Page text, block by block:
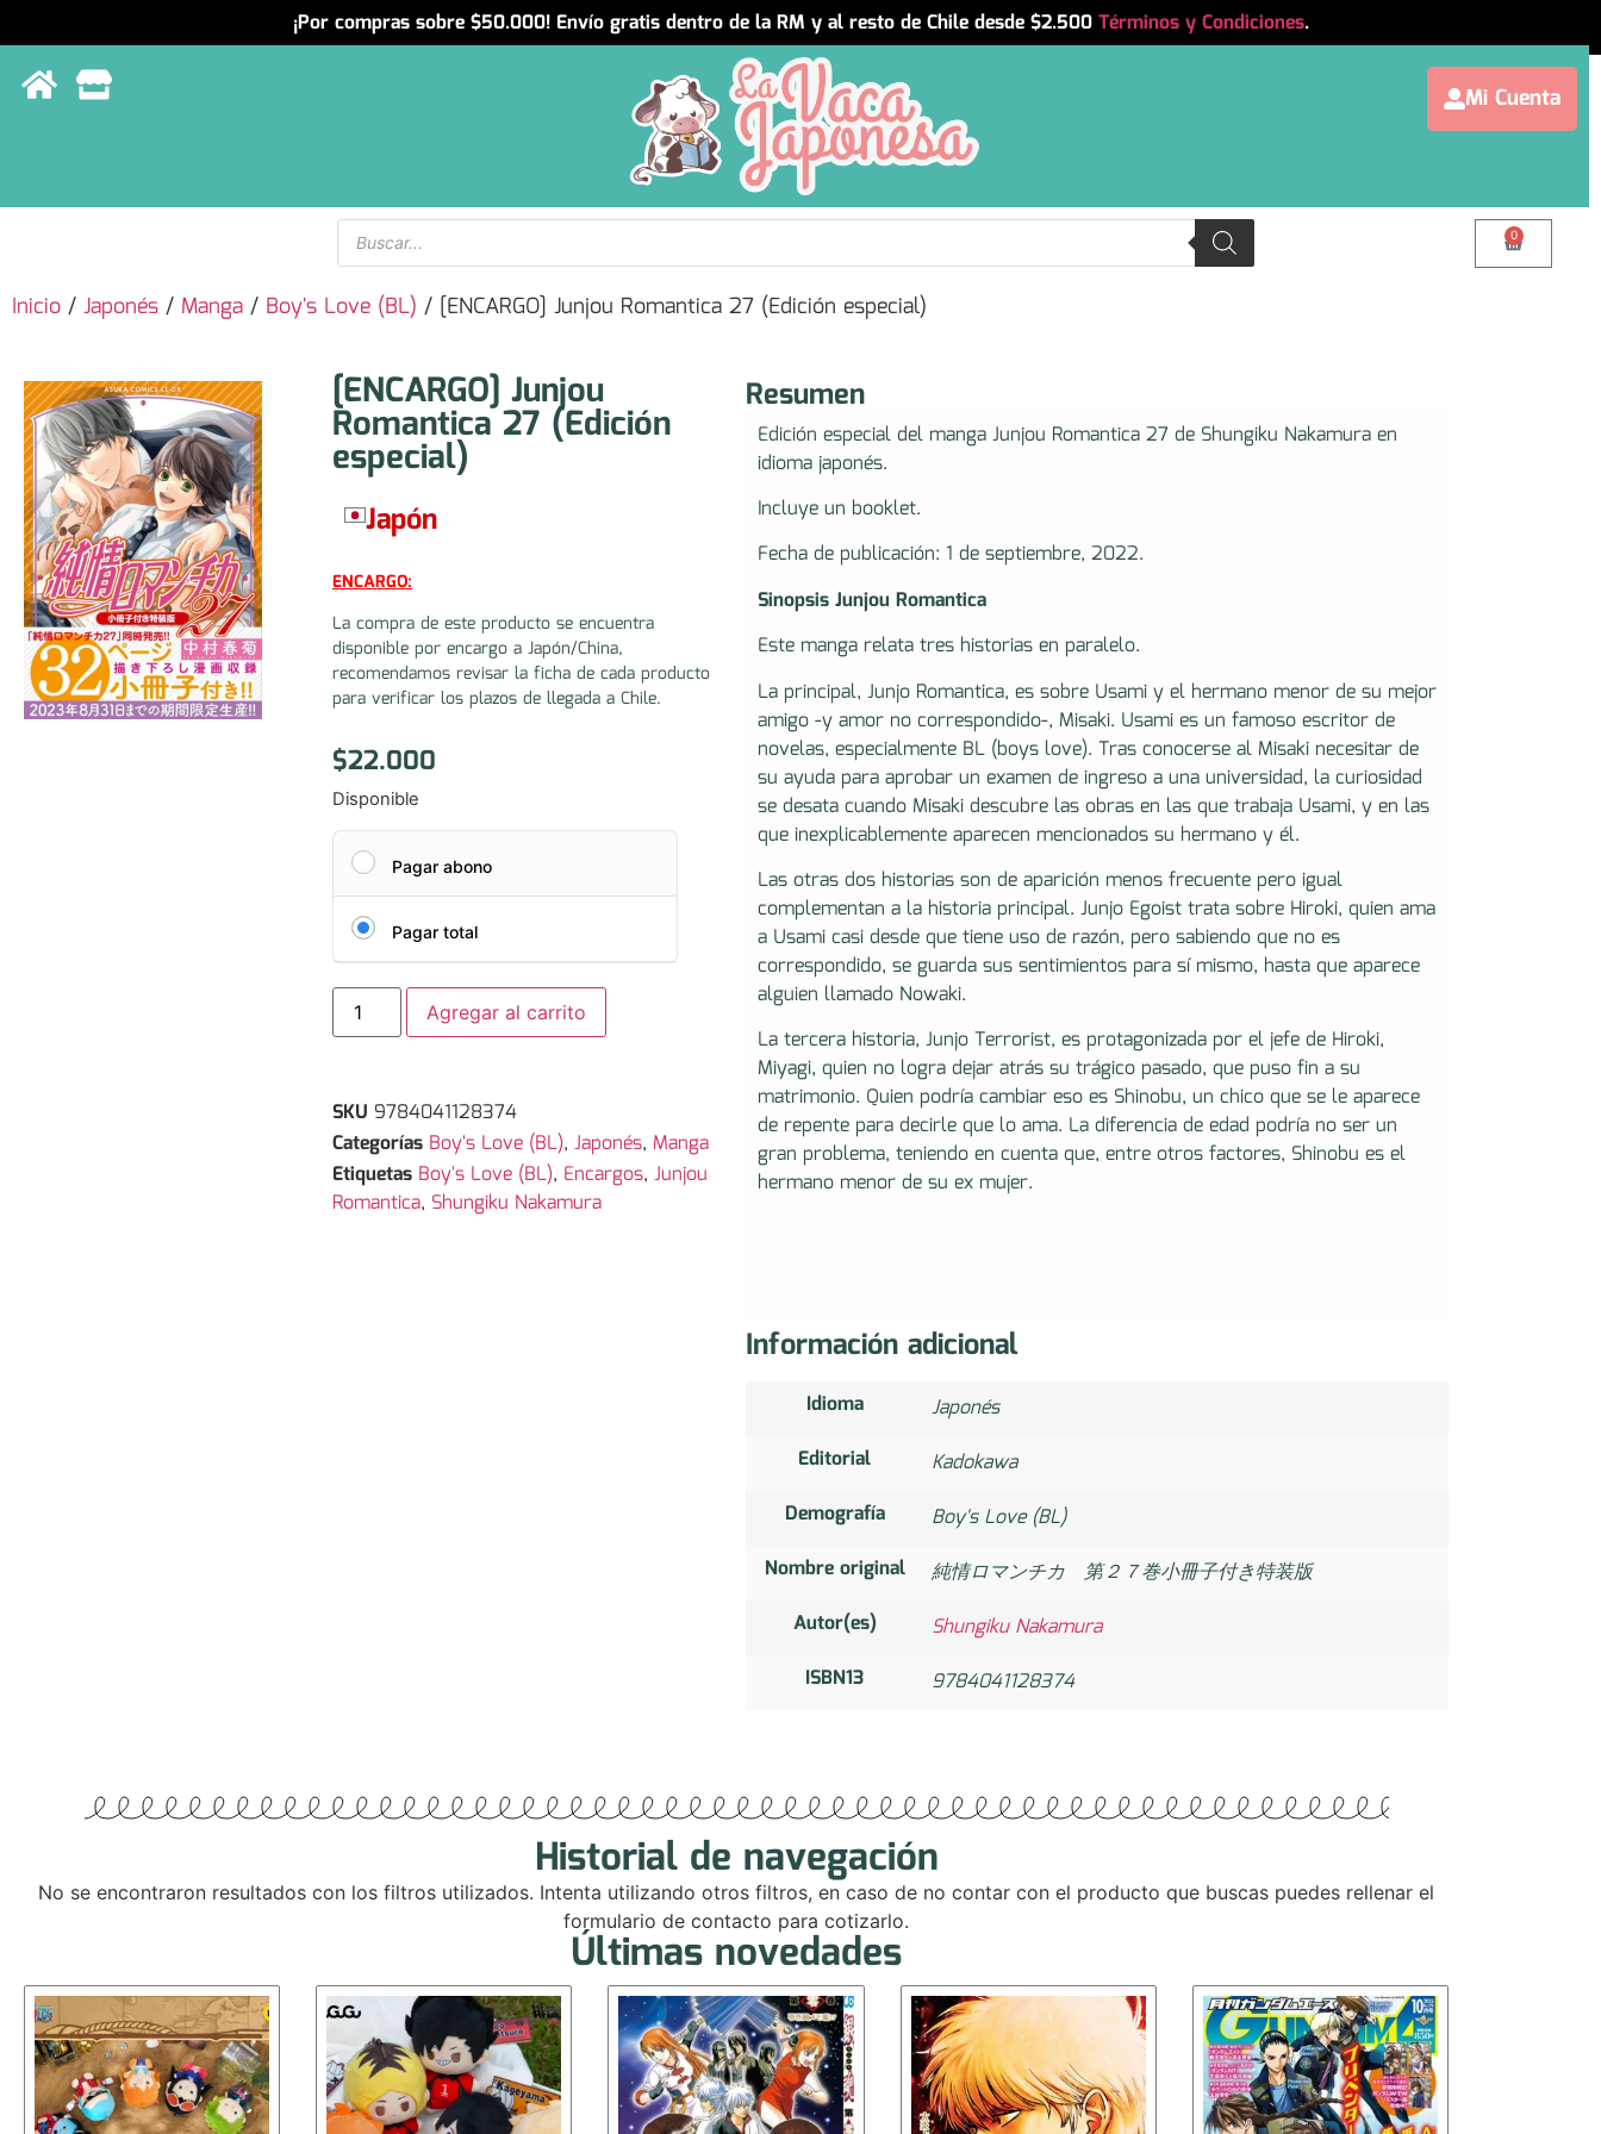
¡Por compras sobre $50.000! Envío gratis dentro de la RM y al resto de Chile desde $2.500 Términos y Condiciones.
Mi Cuenta
0
Inicio / Japonés / Manga / Boy's Love (BL) / [ENCARGO] Junjou Romantica 27 (Edición especial)
[ENCARGO] Junjou
Romantica 27 (Edición
especial)
Japón
ENCARGO:
La compra de este producto se encuentra
disponible por encargo a Japón/China,
recomendamos revisar la ficha de cada producto
para verificar los plazos de llegada a Chile.
$22.000
Disponible
Pagar abono
Pagar total
Agregar al carrito
SKU 9784041128374
Categorías Boy's Love (BL),Japonés, Manga
Etiquetas Boy's Love (BL), Encargos,Junjou
Romantica, Shungiku Nakamura
Resumen
Edición especial del manga Junjou Romantica 27 de Shungiku Nakamura en
idioma japonés.
Incluye un booklet.
Fecha de publicación: 1 de septiembre, 2022.
Sinopsis Junjou Romantica
Este manga relata tres historias en paralelo.
La principal, Junjo Romantica, es sobre Usami y el hermano menor de su mejor
amigo -y amor no correspondido-, Misaki. Usami es un famoso escritor de
novelas, especialmente BL (boys love). Tras conocerse al Misaki necesitar de
su ayuda para aprobar un examen de ingreso a una universidad, la curiosidad
se desata cuando Misaki descubre las obras en las que trabaja Usami, y en las
que inexplicablemente aparecen mencionados su hermano y él.
Las otras dos historias son de aparición menos frecuente pero igual
complementan a la historia principal. Junjo Egoist trata sobre Hiroki, quien ama
a Usami casi desde que tiene uso de razón, pero sabiendo que no es
correspondido, se guarda sus sentimientos para sí mismo, hasta que aparece
alguien llamado Nowaki.
La tercera historia, Junjo Terrorist, es protagonizada por el jefe de Hiroki,
Miyagi, quien no logra dejar atrás su trágico pasado, que puso fin a su
matrimonio. Quien podría cambiar eso es Shinobu, un chico que se le aparece
de repente para decirle que lo ama. La diferencia de edad podría no ser un
gran problema, teniendo en cuenta que, entre otros factores, Shinobu es el
hermano menor de su ex mujer.
Información adicional
Idioma
Japonés
Editorial
Kadokawa
Demografía
Boy's Love (BL)
Nombre original
純情ロマンチカ 第２７巻小冊子付き特装版
Autor(es)
Shungiku Nakamura
ISBN13
9784041128374
Historial de navegación
No se encontraron resultados con los filtros utilizados. Intenta utilizando otros filtros, en caso de no contar con el producto que buscas puedes rellenar el
formulario de contacto para cotizarlo.
Últimas novedades